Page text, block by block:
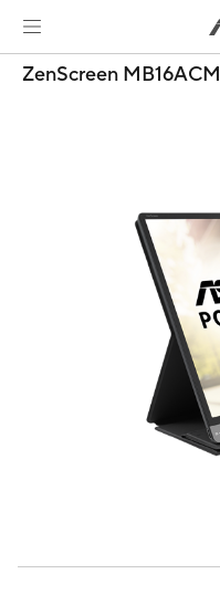
ZenScreen MB16ACM